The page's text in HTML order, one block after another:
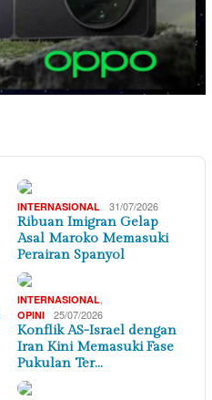
INTERNASIONAL 31/07/2026
Ribuan Imigran Gelap
Asal Maroko Memasuki
Perairan Spanyol
INTERNASIONAL
OPINI 25/07/2026
Konflik AS-Israel dengan
Iran Kini Memasuki Fase
Pukulan Ter…